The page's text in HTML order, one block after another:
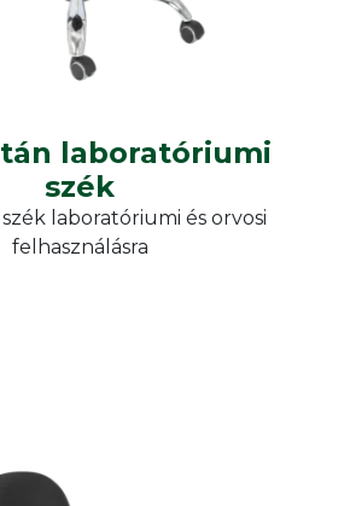
laboratóriumi
szék
laboratóriumi és orvosi
felhasználásra